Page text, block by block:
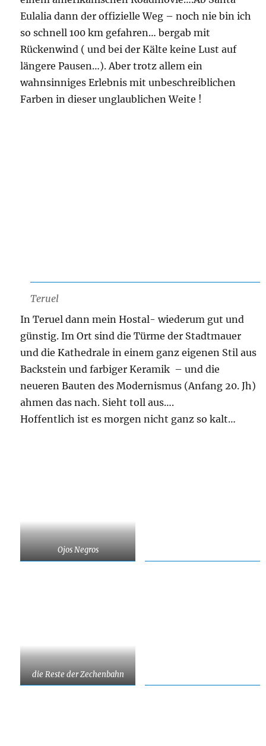
Eulalia dann der offizielle Weg – noch nie bin ich
so schnell 100 km gefahren… bergab mit
Rückenwind ( und bei der Kälte keine Lust auf
längere Pausen…). Aber trotz allem ein
wahnsinniges Erlebnis mit unbeschreiblichen
Farben in dieser unglaublichen Weite !
Teruel
In Teruel dann mein Hostal- wiederum gut und
günstig. Im Ort sind die Türme der Stadtmauer
und die Kathedrale in einem ganz eigenen Stil aus
Backstein und farbiger Keramik – und die
neueren Bauten des Modernismus (Anfang 20. Jh)
ahmen das nach. Sieht toll aus….
Hoffentlich ist es morgen nicht ganz so kalt…
Ojos Negros
die Reste der Zechenbahn